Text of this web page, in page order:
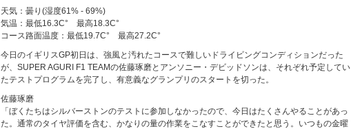
天気：曇り(湿度61% - 69%)
気温：最低16.3C° 最高18.3C°
コース路面温度：最低19.7C° 最高27.2C°
今日のイギリスGP初日は、強風と汚れたコースで難しいドライビングコンディションだった
が、SUPER AGURI F1 TEAMの佐藤琢磨とアンソニー・デビッドソンは、それぞれ予定してい
たテストプログラムを完了し、有意義なグランプリのスタートを切った。
佐藤琢磨
「ぼくたちはシルバーストンのテストに参加しなかったので、今日はたくさんやることがあっ
た。通常のタイヤ評価を含む、かなりの量の作業をこなすことができたと思う。いつもの金曜